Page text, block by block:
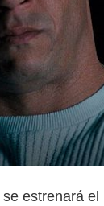
se estrenará el